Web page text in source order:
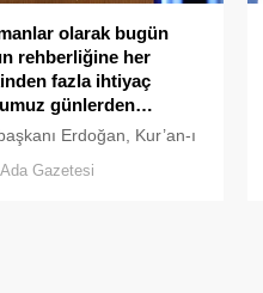
olarak bugün
rehberliğine her
fazla ihtiyaç
günlerden…
Erdoğan, Kur’an-ı
Okuma Yarışması
yaptığı
Ada Gazetesi